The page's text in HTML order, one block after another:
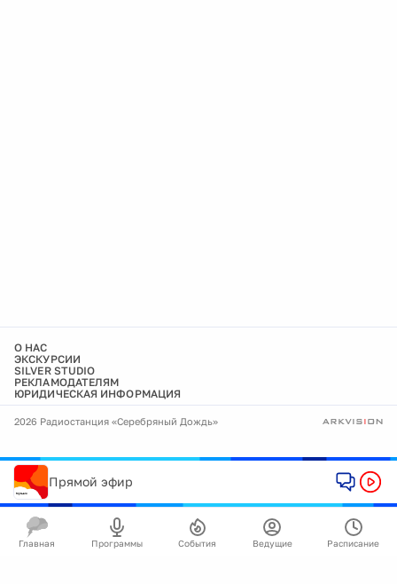
О НАС
ЭКСКУРСИИ
SILVER STUDIO
РЕКЛАМОДАТЕЛЯМ
ЮРИДИЧЕСКАЯ ИНФОРМАЦИЯ
2026 Радиостанция «Серебряный Дождь»
Прямой эфир
Главная Программы События Ведущие Расписание